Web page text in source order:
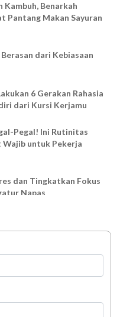
Benarkah
Pantang Makan Sayuran
dari Kebiasaan
6 Gerakan Rahasia
dari Kursi Kerjamu
Pegal! Ini Rutinitas
Wajib untuk Pekerja
dan Tingkatkan Fokus
Napas
atau Ancaman?